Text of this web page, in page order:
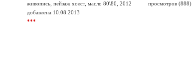
просмотров (888)
живопись, пейзаж холст, масло 80\80, 2012
добавлена 10.08.2013
***